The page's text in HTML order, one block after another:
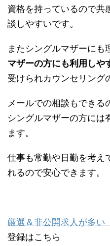
資格を持っているので共
談しやすいです。
またシングルマザーにも
マザーの方にも利用しや
受けられカウンセリング
メールでの相談もできる
シングルマザーの方には
ます。
仕事も常勤や日勤を考え
れるので安心できます。
厳選＆非公開求人が多い
登録はこちら